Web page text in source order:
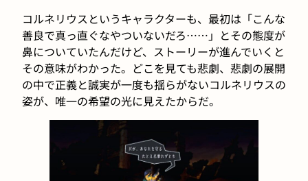
コルネリウスというキャラクターも、最初は「こんな
善良で真っ直ぐなやついないだろ……」とその態度が
鼻についていたんだけど、ストーリーが進んでいくと
その意味がわかった。どこを見ても悲劇、悲劇の展開
の中で正義と誠実が一度も揺らがないコルネリウスの
姿が、唯一の希望の光に見えたからだ。